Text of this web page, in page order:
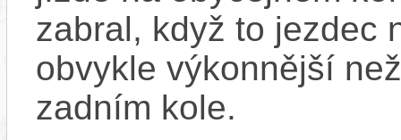
zabral, když to jezdec
obvykle výkonnější
zadním kole.